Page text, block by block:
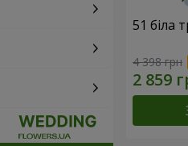
51 біла
4 398 грн